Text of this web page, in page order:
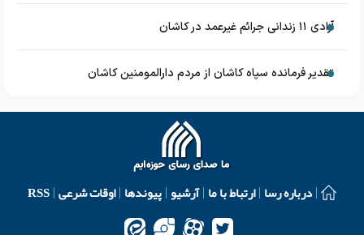
آزادی ۱۱ زندانی جرائم غیرعمد در کاشان
تقدیر فرمانده سپاه کاشان از مردم دارالمومنین کاشان
درباره رسا ارتباط با ما آرشیو پیوندها اوقات شرعی RSS